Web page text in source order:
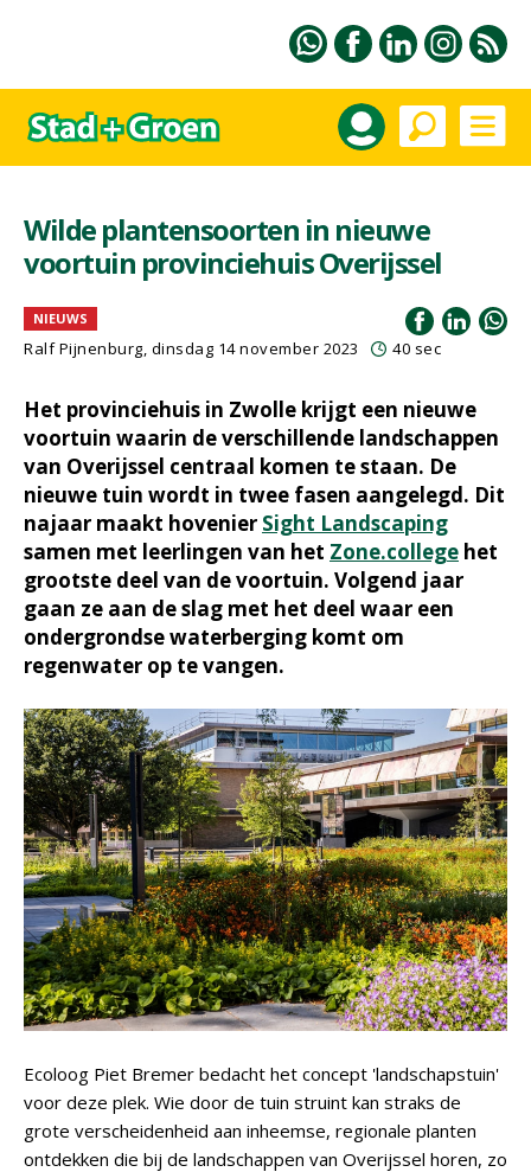
Wilde plantensoorten in nieuwe
voortuin provinciehuis Overijssel
NIEUWS
Ralf Pijnenburg, dinsdag 14 november 2023 40 sec
Het provinciehuis in Zwolle krijgt een nieuwe
voortuin waarin de verschillende landschappen
van Overijssel centraal komen te staan. De
nieuwe tuin wordt in twee fasen aangelegd. Dit
najaar maakt hovenier Sight Landscaping
samen met leerlingen van het Zone.college het
grootste deel van de voortuin. Volgend jaar
gaan ze aan de slag met het deel waar een
ondergrondse waterberging komt om
regenwater op te vangen.
Ecoloog Piet Bremer bedacht het concept 'landschapstuin'
voor deze plek. Wie door de tuin struint kan straks de
grote verscheidenheid aan inheemse, regionale planten
ontdekken die bij de landschappen van Overijssel horen, zo